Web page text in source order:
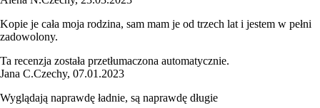
Kopie je cała moja rodzina, sam mam je od trzech lat i jestem w pełni
zadowolony.
Ta recenzja została przetłumaczona automatycznie.
Jana C.Czechy, 07.01.2023
Wyglądają naprawdę ładnie, są naprawdę długie